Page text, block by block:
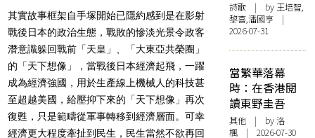
其實故事框架自手塚開始已隱約感到是在影射
戰後日本的政治生態，戰敗的慘淡光景令政客
潛意識躲回戰前「天皇」、「大東亞共榮圈」
的「天下想像」，當戰後日本經濟起飛，一躍
成為經濟強國，用於生產線上機械人的科技甚
至超越美國，給壓抑下來的「天下想像」再次
復甦，只是範疇從軍事轉移到經濟層面。可幸
經濟更大程度牽扯到民生，民生當然不欲再回
詩歌 | by 王培智,
黎喜,潘國亨 |
2026-07-31
當繁華落幕
時：在香港閱
讀東野圭吾
其他 | by洛
楓 | 2026-07-30